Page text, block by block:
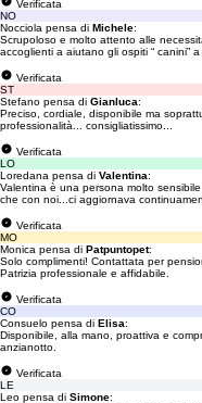
Verificata
NO
Nocciola pensa di Michele:
Scrupoloso e molto attento alle
accoglienti a aiutano gli ospiti “ canini” a
Verificata
ST
Stefano pensa di Gianluca:
Preciso, cordiale, disponibile ma
professionalità... consigliatissimo...
Verificata
LO
Loredana pensa di Valentina:
Valentina è una persona molto
che con noi...ci aggiornava
Verificata
MO
Monica pensa di Patpuntopet:
Solo complimenti! Contattata per
Patrizia professionale e affidabile.
Verificata
CO
Consuelo pensa di Elisa:
Disponibile, alla mano, proattiva e
anzianotto.
Verificata
LE
Leo pensa di Simone: